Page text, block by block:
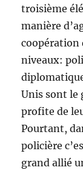
troisième
manière
coopération
niveaux:
Unis sont le
profite de
Pourtant,
policière
grand allié